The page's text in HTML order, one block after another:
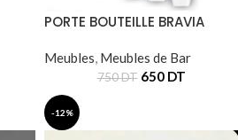
PORTE BOUTEILLE BRAVIA
Meubles, Meubles de Bar
750DT 650 DT
-12%